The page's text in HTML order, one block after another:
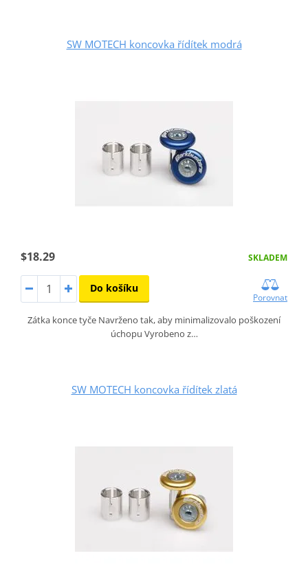
SW MOTECH koncovka řídítek modrá
$18.29 SKLADEM
Do košíku
Porovnat
Zátka konce tyče Navrženo tak, aby minimalizovalo poškození
úchopu Vyrobeno z…
SW MOTECH koncovka řídítek zlatá